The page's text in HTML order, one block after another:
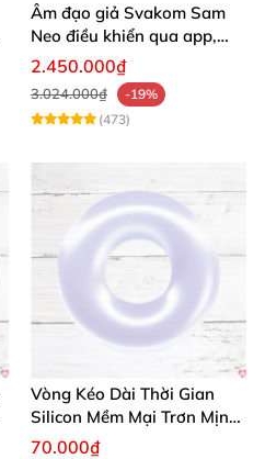
Âm đạo giả Svakom Sam
Neo điều khiển qua app,
webcam tương tác, trải
nghiệm thực tế
2.450.000₫
3.024.000₫
-19%
(473)
Vòng Kéo Dài Thời Gian
Silicon Mềm Mại Trơn Mịn
Tăng Khoái Cảm
70.000₫